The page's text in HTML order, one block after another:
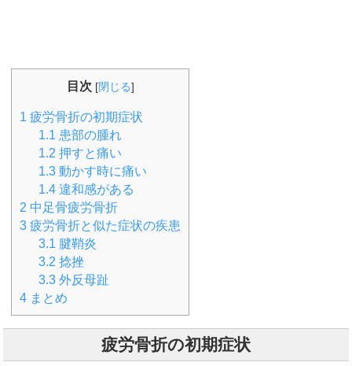
目次 [閉じる]
1 疲労骨折の初期症状
1.1 患部の腫れ
1.2 押すと痛い
1.3動かす時に痛い
1.4違和感がある
2 中足骨疲労骨折
3 疲労骨折と似た症状の疾患
3.1 腱鞘炎
3.2 捻挫
3.3外反母趾
4 まとめ
疲労骨折の初期症状